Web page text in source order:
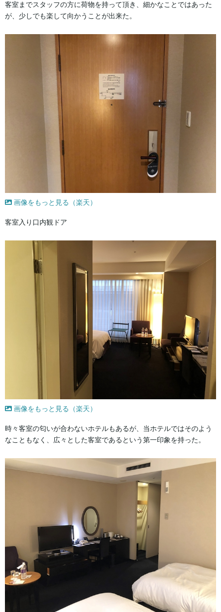
客室までスタッフの方に荷物を持って頂き、細かなことではあった
が、少しでも楽して向かうことが出来た。
画像をもっと見る（楽天）
客室入り口内観ドア
画像をもっと見る（楽天）
時々客室の匂いが合わないホテルもあるが、当ホテルではそのよう
なこともなく、広々とした客室であるという第一印象を持った。